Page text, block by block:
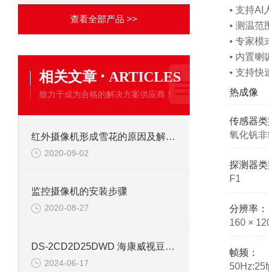
查看全部产品 >>
相关文章 · ARTICLES
致力于成为合格的解决方案供应商！
红外摄像机形成雪花的原因及解决办法
2020-09-02
监控摄像机的安装步骤
2020-08-27
DS-2CD2D25DWD 海康威视豆干型小孔摄像机
2024-06-17
• 支持AI
• 测温
• 专家模
• 内置喇
• 支持快
热成像
传感器
氧化钒
探测器
F1
分辨率：
160 ×
帧频：